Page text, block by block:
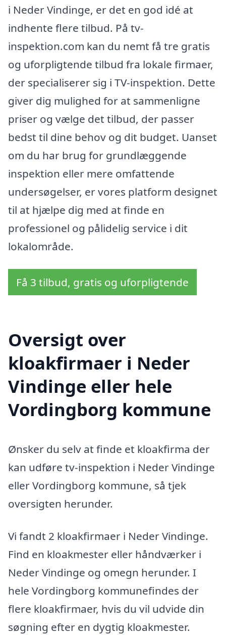
i Neder Vindinge, er det en god idé at
indhente flere tilbud. På tv-
inspektion.com kan du nemt få tre gratis
og uforpligtende tilbud fra lokale firmaer,
der specialiserer sig i TV-inspektion. Dette
giver dig mulighed for at sammenligne
priser og vælge det tilbud, der passer
bedst til dine behov og dit budget. Uanset
om du har brug for grundlæggende
inspektion eller mere omfattende
undersøgelser, er vores platform designet
til at hjælpe dig med at finde en
professionel og pålidelig service i dit
lokalområde.
Få 3 tilbud, gratis og uforpligtende
Oversigt over
kloakfirmaer i Neder
Vindinge eller hele
Vordingborg kommune
Ønsker du selv at finde et kloakfirma der
kan udføre tv-inspektion i Neder Vindinge
eller Vordingborg kommune, så tjek
oversigten herunder.
Vi fandt 2 kloakfirmaer i Neder Vindinge.
Find en kloakmester eller håndværker i
Neder Vindinge og omegn herunder. I
hele Vordingborg kommunefindes der
flere kloakfirmaer, hvis du vil udvide din
søgning efter en dygtig kloakmester.